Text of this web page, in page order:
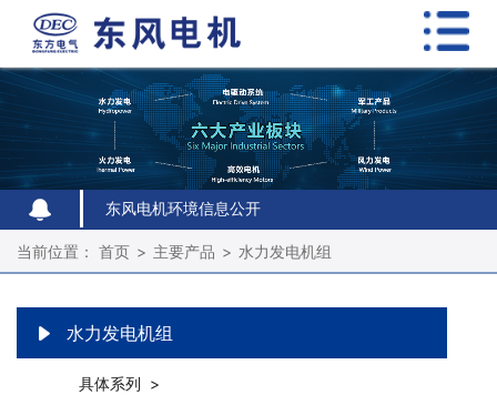
东风电机环境信息公开
东风电机环境信息公开
东风电机环境信息公开
当前位置： 首页 > 主要产品 > 水力发电机组
水力发电机组
具体系列 >